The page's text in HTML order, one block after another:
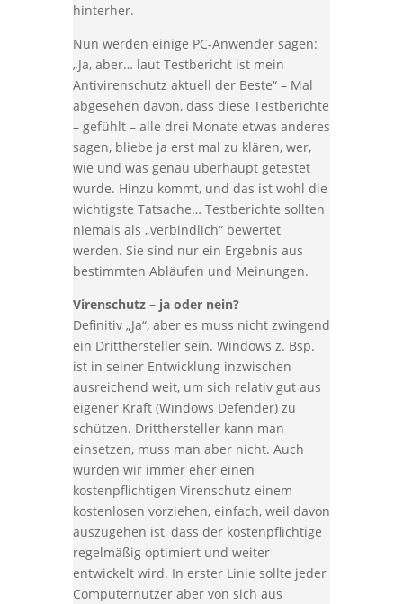
hinterher.
Nun werden einige PC-Anwender sagen:
„Ja, aber… laut Testbericht ist mein
Antivirenschutz aktuell der Beste“ – Mal
abgesehen davon, dass diese Testberichte
– gefühlt – alle drei Monate etwas anderes
sagen, bliebe ja erst mal zu klären, wer,
wie und was genau überhaupt getestet
wurde. Hinzu kommt, und das ist wohl die
wichtigste Tatsache… Testberichte sollten
niemals als „verbindlich“ bewertet
werden. Sie sind nur ein Ergebnis aus
bestimmten Abläufen und Meinungen.
Virenschutz – ja oder nein?
Definitiv „Ja“, aber es muss nicht zwingend
ein Dritthersteller sein. Windows z. Bsp.
ist in seiner Entwicklung inzwischen
ausreichend weit, um sich relativ gut aus
eigener Kraft (Windows Defender) zu
schützen. Dritthersteller kann man
einsetzen, muss man aber nicht. Auch
würden wir immer eher einen
kostenpflichtigen Virenschutz einem
kostenlosen vorziehen, einfach, weil davon
auszugehen ist, dass der kostenpflichtige
regelmäßig optimiert und weiter
entwickelt wird. In erster Linie sollte jeder
Computernutzer aber von sich aus